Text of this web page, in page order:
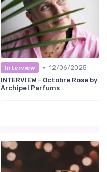
Interview • 12/06/2025
INTERVIEW - Octobre Rose by
Archipel Parfums